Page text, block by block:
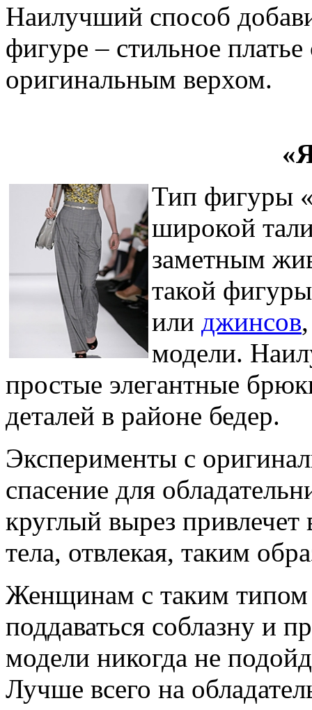
Наилучший способ
фигуре – стильное
оригинальным верхом.
Тип фигуры
широкой
заметным
такой
или джинсов
модели.
простые элегантные
деталей в районе бедер.
Эксперименты с
спасение для
круглый вырез
тела, отвлекая, таким
Женщинам с таким типом
поддаваться соблазну и
модели никогда не
Лучше всего на